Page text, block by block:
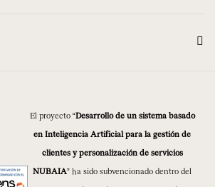
El proyecto “Desarrollo de un sistema basado
en Inteligencia Artificial para la gestión de
clientes y personalización de servicios
NUBAIA” ha sido subvencionado dentro del